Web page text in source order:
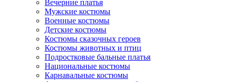
Вечерние платья
Мужские костюмы
Военные костюмы
Детские костюмы
Костюмы сказочных героев
Костюмы животных и птиц
Подростковые бальные платья
Национальные костюмы
Карнавальные костюмы